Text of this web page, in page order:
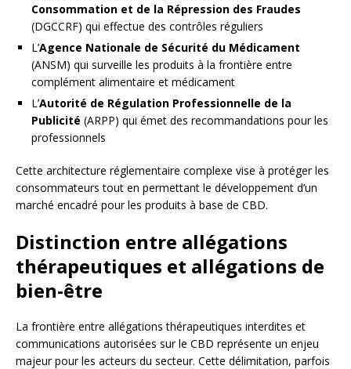
Consommation et de la Répression des Fraudes
(DGCCRF) qui effectue des contrôles réguliers
L’Agence Nationale de Sécurité du Médicament
(ANSM) qui surveille les produits à la frontière entre
complément alimentaire et médicament
L’Autorité de Régulation Professionnelle de la
Publicité (ARPP) qui émet des recommandations pour les
professionnels
Cette architecture réglementaire complexe vise à protéger les
consommateurs tout en permettant le développement d’un
marché encadré pour les produits à base de CBD.
Distinction entre allégations
thérapeutiques et allégations de
bien-être
La frontière entre allégations thérapeutiques interdites et
communications autorisées sur le CBD représente un enjeu
majeur pour les acteurs du secteur. Cette délimitation, parfois